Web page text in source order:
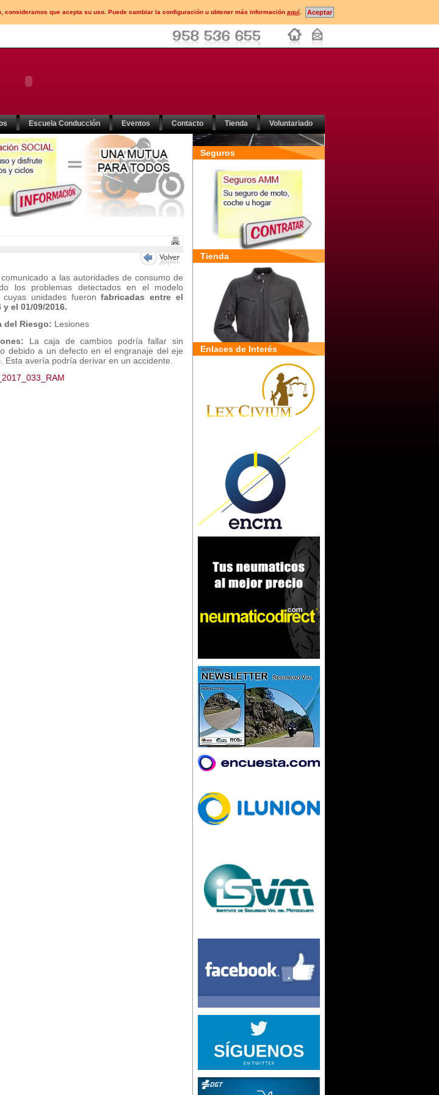
que acepta su uso. Puede cambiar la configuración u obtener más información aquí.
Escuela Conducción Eventos Contacto Tienda Voluntariado
a las autoridades de consumo de
los problemas detectados en el modelo
cuyas unidades fueronfabricadas entre el
y el 01/09/2016.
del Riesgo: Lesiones
La caja de cambios podría fallar sin
debido a un defecto en el engranaje del eje
Esta avería podría derivar en un accidente.
Seguros
Tienda
Enlaces de Interés